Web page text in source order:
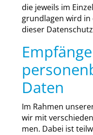
die jeweils im
grund­la­gen wird in
die­ser
Daten
Im Rah­men
wir mit
men. Dabei ist